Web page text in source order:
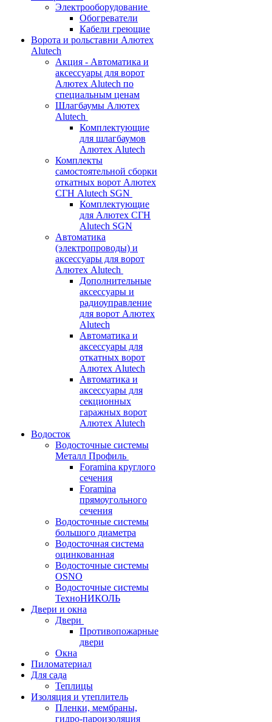
Электрооборудование
Обогреватели
Кабели греющие
Ворота и рольставни Алютех
Alutech
Акция - Автоматика и
аксессуары для ворот
Алютех Alutech по
специальным ценам
Шлагбаумы Алютех
Alutech
Комплектующие
для шлагбаумов
Алютех Alutech
Комплекты
самостоятельной сборки
откатных ворот Алютех
СГН Alutech SGN
Комплектующие
для Алютех СГН
Alutech SGN
Автоматика
(электропроводы) и
аксессуары для ворот
Алютех Alutech
Дополнительные
аксессуары и
радиоуправление
для ворот Алютех
Alutech
Автоматика и
аксессуары для
откатных ворот
Алютех Alutech
Автоматика и
аксессуары для
секционных
гаражных ворот
Алютех Alutech
Водосток
Водосточные системы
Металл Профиль
Foramina круглого
сечения
Foramina
прямоугольного
сечения
Водосточные системы
большого диаметра
Водосточная система
оцинкованная
Водосточные системы
OSNO
Водосточные системы
ТехноНИКОЛЬ
Двери и окна
Двери
Противопожарные
двери
Окна
Пиломатериал
Для сада
Теплицы
Изоляция и утеплитель
Пленки, мембраны,
гидро-пароизоляция